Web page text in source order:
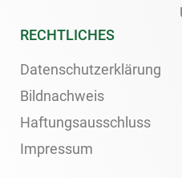
RECHTLICHES
Datenschutzerklärung
Bildnachweis
Haftungsausschluss
Impressum